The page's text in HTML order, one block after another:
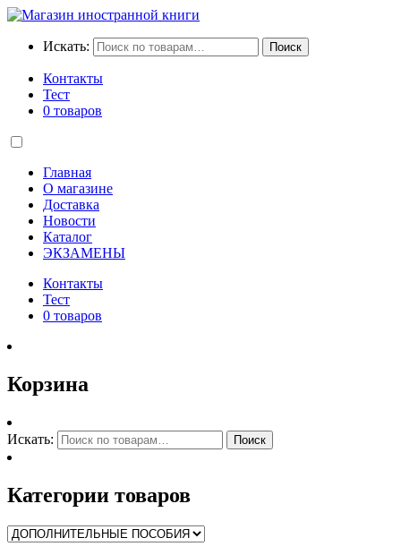
Искать: Поиск
Контакты
Тест
0 товаров
Главная
О магазине
Доставка
Новости
Каталог
ЭКЗАМЕНЫ
Контакты
Тест
0 товаров
Корзина
Искать: Поиск
Категории товаров